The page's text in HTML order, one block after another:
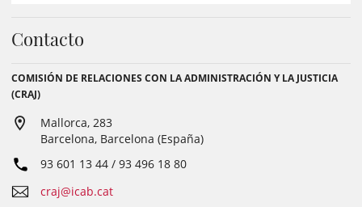
Contacto
COMISIÓN DE RELACIONES CON LA ADMINISTRACIÓN Y LA JUSTICIA
(CRAJ)
Mallorca, 283
Barcelona, Barcelona (España)
93 601 13 44 / 93 496 18 80
craj@icab.cat